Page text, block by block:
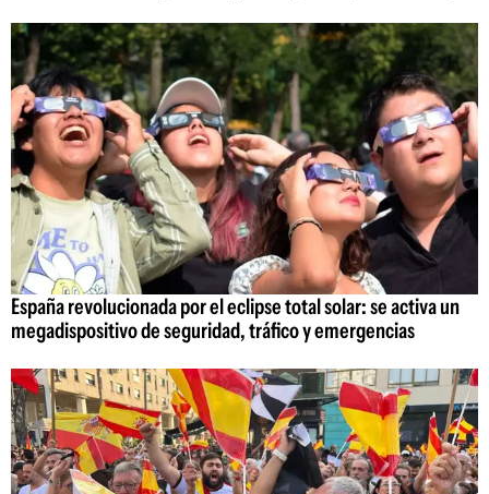
España revolucionada por el eclipse total solar: se activa un
megadispositivo de seguridad, tráfico y emergencias